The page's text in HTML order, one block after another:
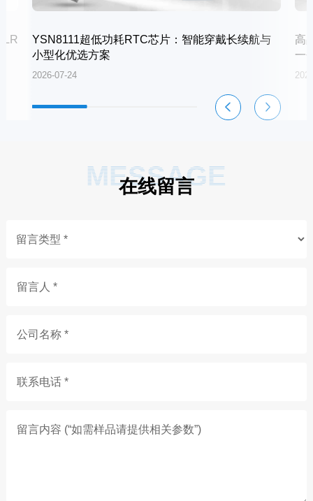
YSN8111超低功耗RTC芯片：智能穿戴长续航与
小型化优选方案
2026-07-24
高
一
MESSAGE
在线留言
留言人 *
公司名称 *
联系电话 *
留言内容 (“如需样品请提供相关参数”)